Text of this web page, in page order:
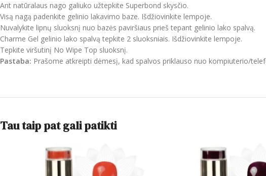
Ant natūralaus nago galiuko užtepkite Superbond skysčio.
Visą nagą padenkite gelinio lakavimo baze. Išdžiovinkite lempoje.
Nuvalykite lipnų sluoksnį nuo bazės paviršiaus prieš tepant gelinio lako spalvą.
Charme Gel gelinio lako spalvą tepkite 2 sluoksniais. Išdžiovinkite lempoje.
Tepkite viršutinį No Wipe Top sluoksnį.
Pastaba: Prašome atkreipti dėmesį, kad spalvos priklauso nuo kompiuterio/
Tau taip pat gali patikti